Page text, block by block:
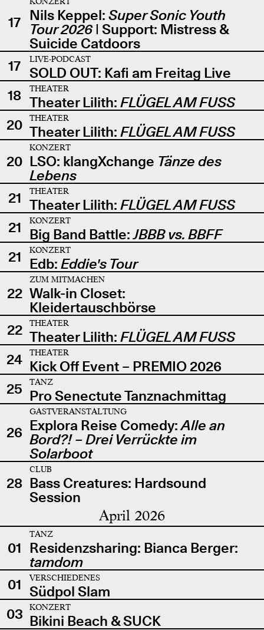
17 Nils Keppel: Super Sonic Youth
Tour 2026| Support: Mistress &
Suicide Catdoors
17
LIVE-PODCAST
SOLD OUT: Kafi am Freitag Live
18
THEATER
Theater Lilith: FLÜGEL AM FUSS
20
THEATER
Theater Lilith: FLÜGEL AM FUSS
20
KONZERT
LSO: klangXchange Tänze des
Lebens
21
THEATER
Theater Lilith: FLÜGEL AM FUSS
21
KONZERT
Big Band Battle:JBBB vs. BBFF
21
KONZERT
Edb: Eddie's Tour
22
ZUM MITMACHEN
Walk-in Closet:
Kleidertauschbörse
22
THEATER
Theater Lilith: FLÜGEL AM FUSS
24
THEATER
Kick Off Event – PREMIO 2026
25
TANZ
Pro Senectute Tanznachmittag
26
GASTVERANSTALTUNG
Explora Reise Comedy:Alle an
Bord?! – Drei Verrückte im
Solarboot
28
CLUB
Bass Creatures: Hardsound
Session
April 2026
01
TANZ
Residenzsharing: Bianca Berger:
tamdom
01
VERSCHIEDENES
Südpol Slam
03
KONZERT
Bikini Beach & SUCK